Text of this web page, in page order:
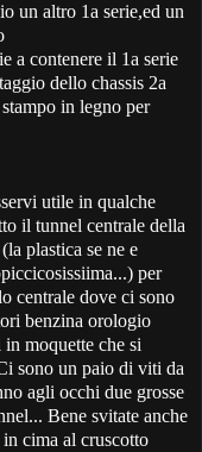
un altro 1a serie,ed un
a contenere il 1a serie
dello chassis 2a
in legno per
utile in qualche
il tunnel centrale della
plastica se ne e
per
centrale dove ci sono
benzina orologio
moquette che si
sono un paio di viti da
agli occhi due grosse
Bene svitate anche
cima al cruscotto